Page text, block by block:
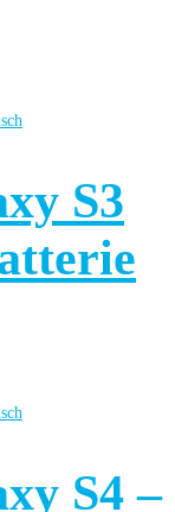
S3
S4 –